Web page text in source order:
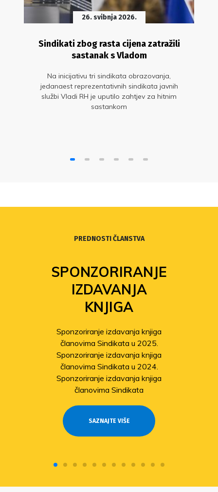
26. svibnja 2026.
Sindikati zbog rasta cijena zatražili
sastanak s Vladom
Na inicijativu tri sindikata obrazovanja,
jedanaest reprezentativnih sindikata javnih
službi Vladi RH je uputilo zahtjev za hitnim
sastankom
PREDNOSTI ČLANSTVA
FOND
SOLIDARNOSTI
Povećanje isplata iz Fonda
Sindikat pomaže članovima
pogođenima potresom
Odobrene isplate pomoći članovima
stradalima u potresu